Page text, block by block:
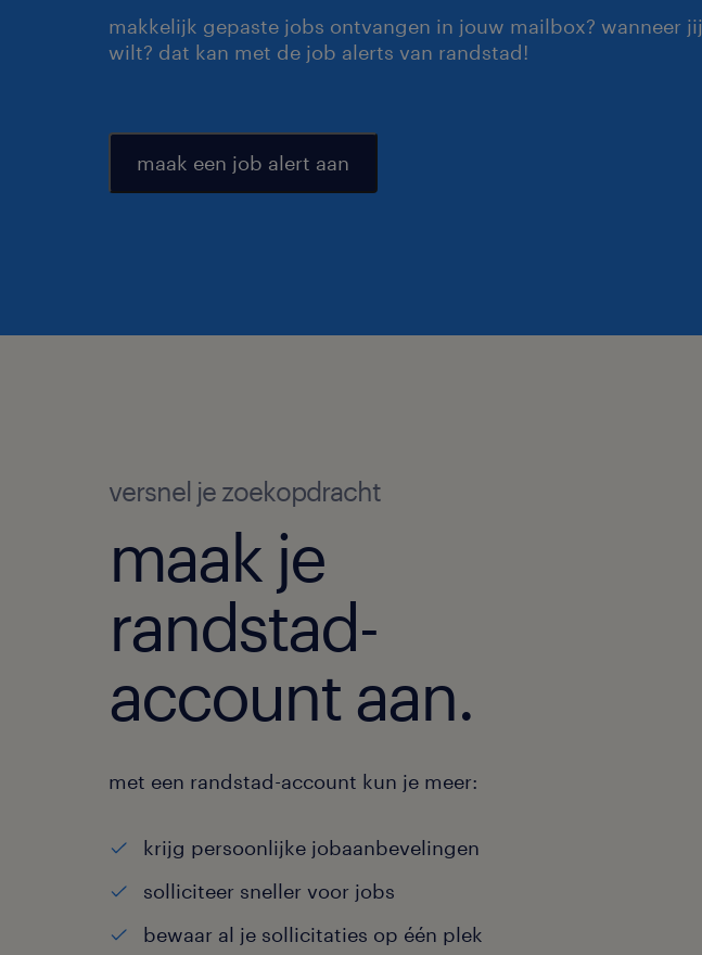
makkelijk gepaste jobs ontvangen in jouw mailbox? wanneer jij
wilt? dat kan met de job alerts van randstad!
maak een job alert aan
versnel je zoekopdracht
maak je
randstad-
account aan.
met een randstad-account kun je meer:
krijg persoonlijke jobaanbevelingen
solliciteer sneller voor jobs
bewaar al je sollicitaties op één plek